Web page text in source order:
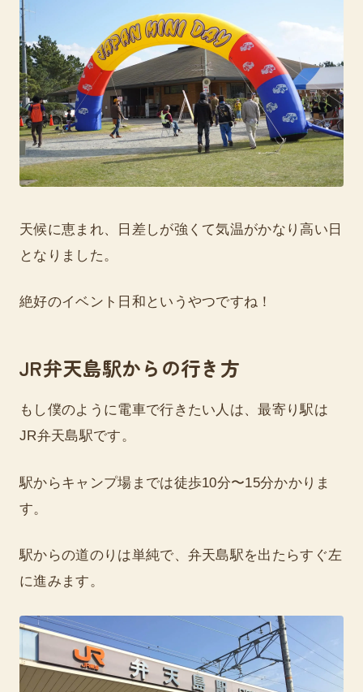
天候に恵まれ、日差しが強くて気温がかなり高い日
となりました。
絶好のイベント日和というやつですね！
JR弁天島駅からの行き方
もし僕のように電車で行きたい人は、最寄り駅は
JR弁天島駅です。
駅からキャンプ場までは徒歩10分〜15分かかりま
す。
駅からの道のりは単純で、弁天島駅を出たらすぐ左
に進みます。